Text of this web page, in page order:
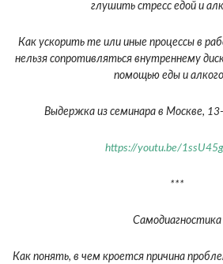
глушить стресс едой и
Как ускорить те или иные процессы в
нельзя сопротивляться внутреннему
помощью еды и
Выдержка из семинара в Москве,
https://youtu.be/
***
Самодиагностика
Как понять, в чем кроется причина